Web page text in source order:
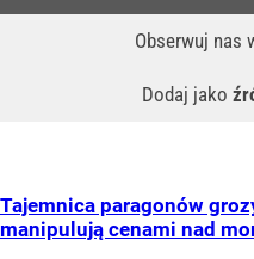
Obserwuj nas
Dodaj jako
Tajemnica paragonów
manipulują cenami nad